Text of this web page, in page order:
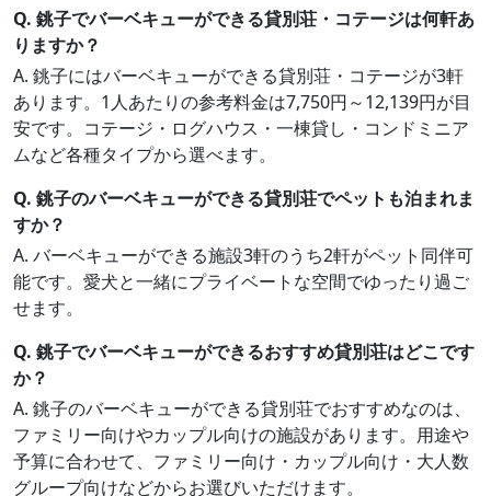
Q. 銚子でバーベキューができる貸別荘・コテージは何軒あ
りますか？
A. 銚子にはバーベキューができる貸別荘・コテージが3軒
あります。1人あたりの参考料金は7,750円～12,139円が目
安です。コテージ・ログハウス・一棟貸し・コンドミニア
ムなど各種タイプから選べます。
Q. 銚子のバーベキューができる貸別荘でペットも泊まれま
すか？
A. バーベキューができる施設3軒のうち2軒がペット同伴可
能です。愛犬と一緒にプライベートな空間でゆったり過ご
せます。
Q. 銚子でバーベキューができるおすすめ貸別荘はどこです
か？
A. 銚子のバーベキューができる貸別荘でおすすめなのは、
ファミリー向けやカップル向けの施設があります。用途や
予算に合わせて、ファミリー向け・カップル向け・大人数
グループ向けなどからお選びいただけます。